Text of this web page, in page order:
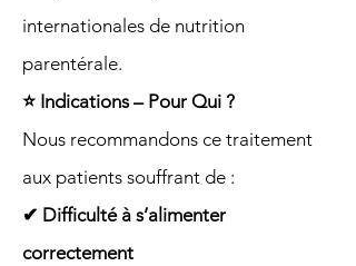
internationales de nutrition
parentérale.
⭐ Indications – Pour Qui ?
Nous recommandons ce traitement
aux patients souffrant de :
✔ Difficulté à s’alimenter
correctement